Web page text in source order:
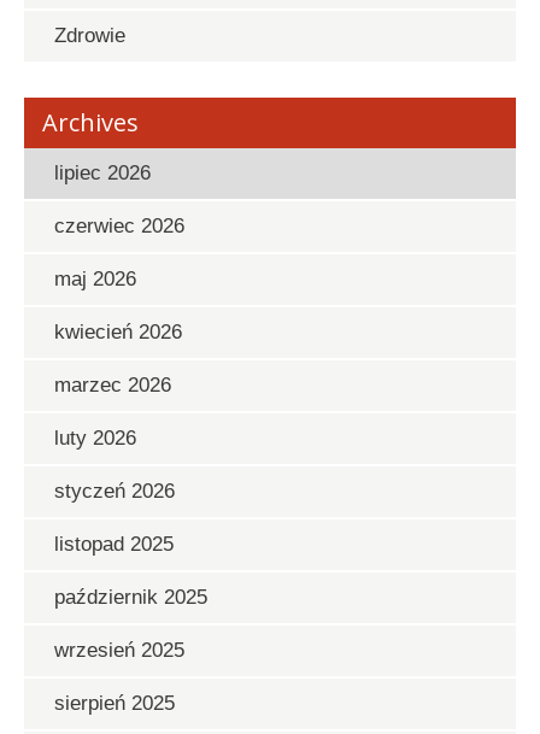
Zdrowie
Archives
lipiec 2026
czerwiec 2026
maj 2026
kwiecień 2026
marzec 2026
luty 2026
styczeń 2026
listopad 2025
październik 2025
wrzesień 2025
sierpień 2025